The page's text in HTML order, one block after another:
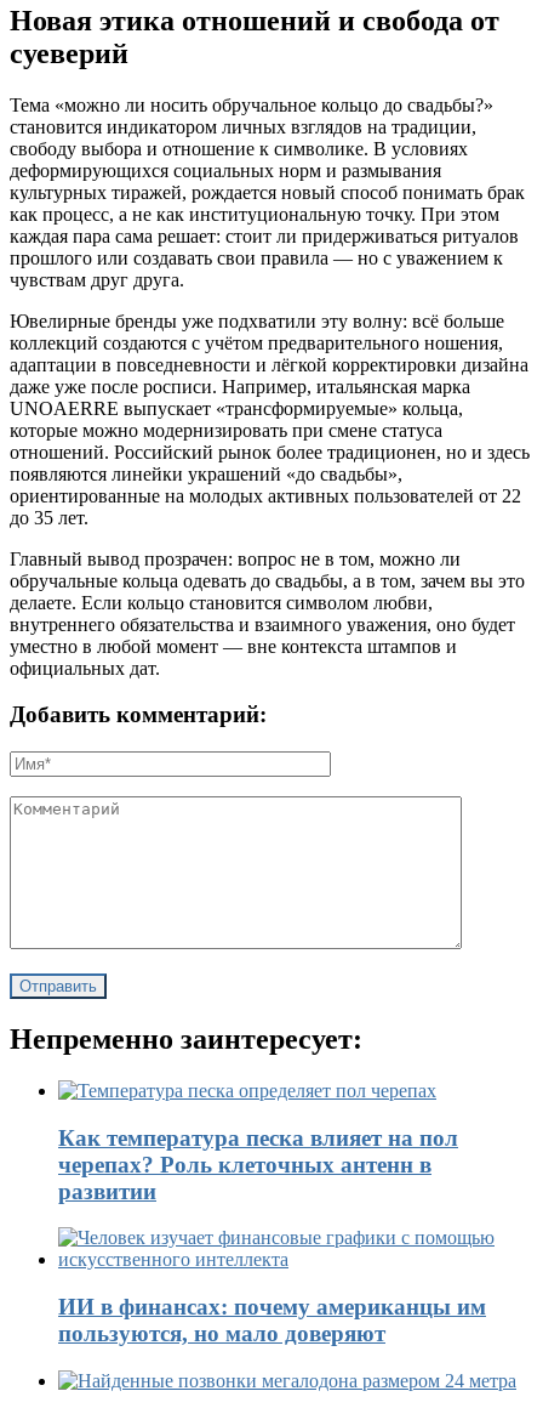
Новая этика отношений и свобода от
суеверий
Тема «можно ли носить обручальное кольцо до свадьбы?»
становится индикатором личных взглядов на традиции,
свободу выбора и отношение к символике. В условиях
деформирующихся социальных норм и размывания
культурных тиражей, рождается новый способ понимать брак
как процесс, а не как институциональную точку. При этом
каждая пара сама решает: стоит ли придерживаться ритуалов
прошлого или создавать свои правила — но с уважением к
чувствам друг друга.
Ювелирные бренды уже подхватили эту волну: всё больше
коллекций создаются с учётом предварительного ношения,
адаптации в повседневности и лёгкой корректировки дизайна
даже уже после росписи. Например, итальянская марка
UNOAERRE выпускает «трансформируемые» кольца,
которые можно модернизировать при смене статуса
отношений. Российский рынок более традиционен, но и здесь
появляются линейки украшений «до свадьбы»,
ориентированные на молодых активных пользователей от 22
до 35 лет.
Главный вывод прозрачен: вопрос не в том, можно ли
обручальные кольца одевать до свадьбы, а в том, зачем вы это
делаете. Если кольцо становится символом любви,
внутреннего обязательства и взаимного уважения, оно будет
уместно в любой момент — вне контекста штампов и
официальных дат.
Добавить комментарий:
Непременно заинтересует:
Как температура песка влияет на пол
черепах? Роль клеточных антенн в
развитии
ИИ в финансах: почему американцы им
пользуются, но мало доверяют